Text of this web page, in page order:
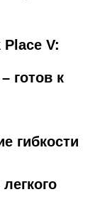
V:
готов к
гибкости